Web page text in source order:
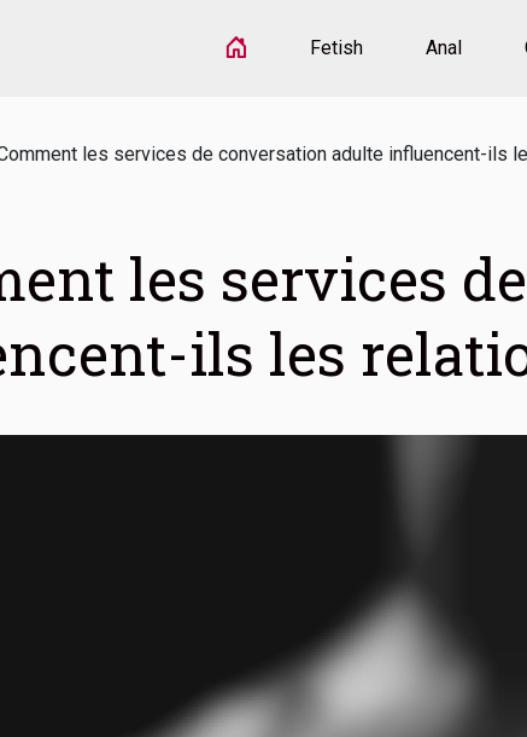
Fetish Anal
les services de conversation adulte influencent-ils
les services
ils les